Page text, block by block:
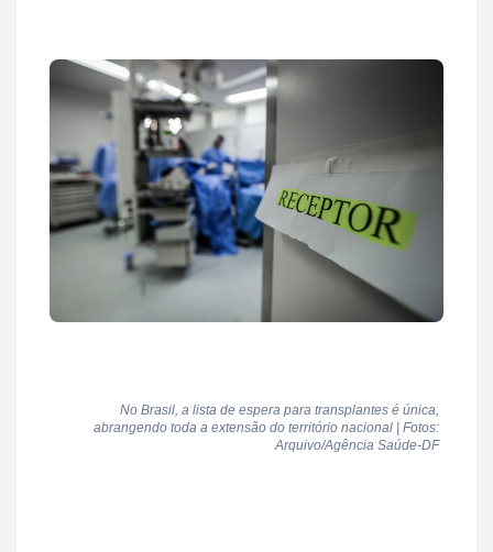
No Brasil, a lista de espera para transplantes é única,
abrangendo toda a extensão do território nacional | Fotos:
Arquivo/Agência Saúde-DF